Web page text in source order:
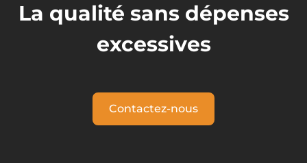
La qualité sans dépenses
excessives
Contactez-nous